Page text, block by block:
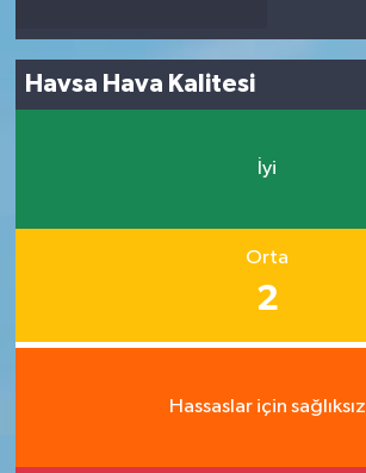
Havsa Hava Kalitesi
İyi
Orta
2
Hassaslar için sağlıksız